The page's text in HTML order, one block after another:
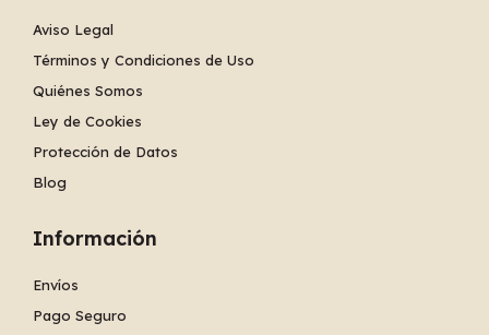
Aviso Legal
Términos y Condiciones de Uso
Quiénes Somos
Ley de Cookies
Protección de Datos
Blog
Información
Envíos
Pago Seguro